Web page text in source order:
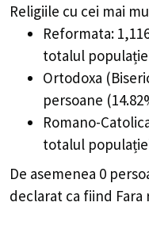
Religiile cu cei mai
Reformata:
totalul
Ortodoxa
persoane
Romano-
totalul
De asemenea 0
declarat ca fiind Fara